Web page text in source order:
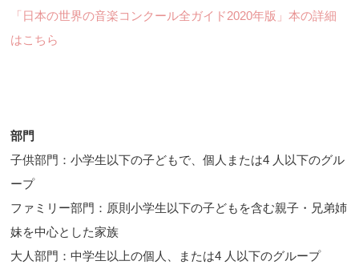
「日本の世界の音楽コンクール全ガイド2020年版」本の詳細
はこちら
部門
子供部門：小学生以下の子どもで、個人または4 人以下のグル
ープ
ファミリー部門：原則小学生以下の子どもを含む親子・兄弟姉
妹を中心とした家族
大人部門：中学生以上の個人、または4 人以下のグループ